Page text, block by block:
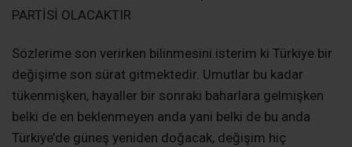
PARTİSİ OLACAKTIR
Sözlerime son verirken bilinmesini isterim ki Türkiye bir
değişime son sürat gitmektedir. Umutlar bu kadar
tükenmişken, hayaller bir sonraki baharlara gelmişken
belki de en beklenmeyen anda yani belki de bu anda
Türkiye’de güneş yeniden doğacak, değişim hiç